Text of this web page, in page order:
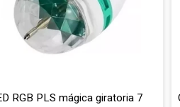
RGB PLS mágica giratoria 7